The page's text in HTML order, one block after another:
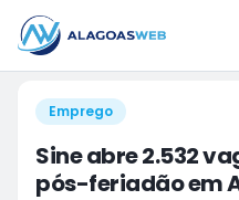
Emprego
Sine abre 2.532
pós-feriadão em